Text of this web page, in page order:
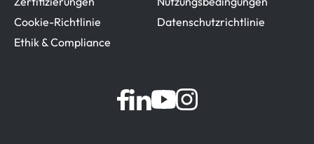
Cookie-Richtlinie
Datenschutzrichtlinie
Ethik & Compliance